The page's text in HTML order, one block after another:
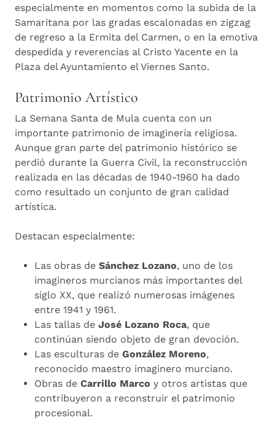
especialmente en momentos como la subida de la
Samaritana por las gradas escalonadas en zigzag
de regreso a la Ermita del Carmen, o en la emotiva
despedida y reverencias al Cristo Yacente en la
Plaza del Ayuntamiento el Viernes Santo.
Patrimonio Artístico
La Semana Santa de Mula cuenta con un
importante patrimonio de imaginería religiosa.
Aunque gran parte del patrimonio histórico se
perdió durante la Guerra Civil, la reconstrucción
realizada en las décadas de 1940-1960 ha dado
como resultado un conjunto de gran calidad
artística.
Destacan especialmente:
Las obras de Sánchez Lozano, uno de los
imagineros murcianos más importantes del
siglo XX, que realizó numerosas imágenes
entre 1941 y 1961.
Las tallas de José Lozano Roca, que
continúan siendo objeto de gran devoción.
Las esculturas de González Moreno,
reconocido maestro imaginero murciano.
Obras de Carrillo Marco y otros artistas que
contribuyeron a reconstruir el patrimonio
procesional.